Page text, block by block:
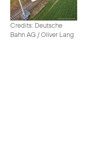
Credits: Deutsche
Bahn AG / Oliver Lang